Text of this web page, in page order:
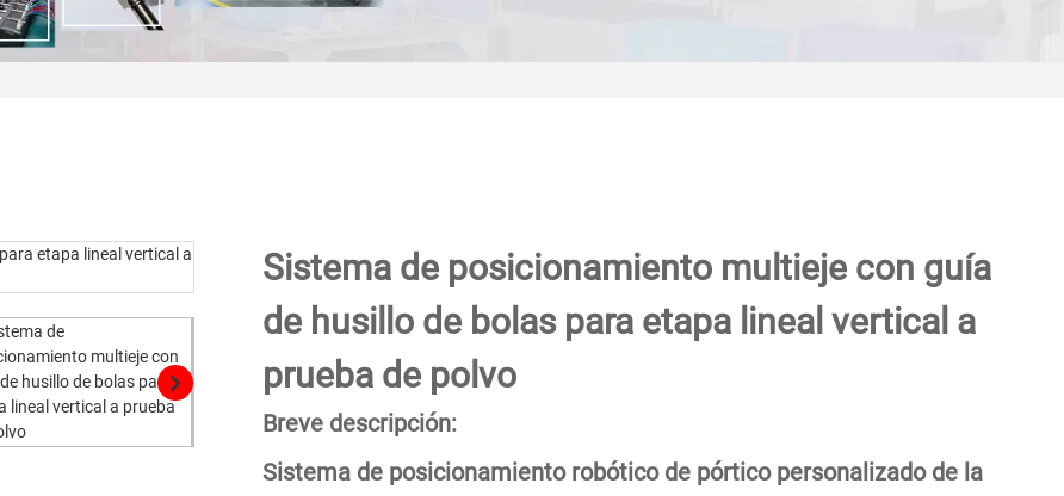
Sistema de posicionamiento multieje con guía
de husillo de bolas para etapa lineal vertical a
prueba de polvo
Breve descripción:
Sistema de posicionamiento robótico de pórtico personalizado de la